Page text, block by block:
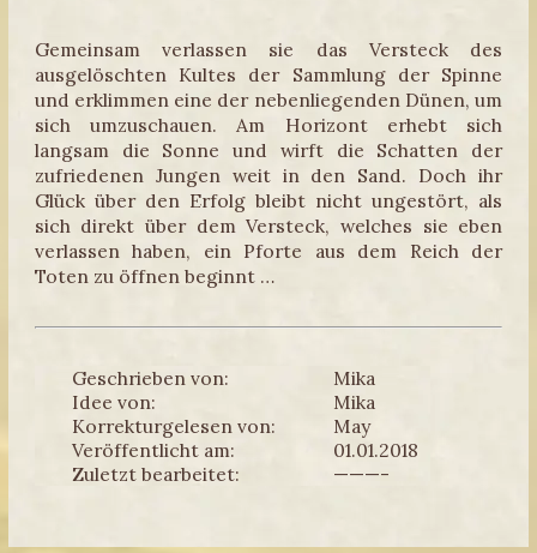
Gemeinsam verlassen sie das Versteck des
ausgelöschten Kultes der Sammlung der Spinne
und erklimmen eine der nebenliegenden Dünen, um
sich umzuschauen. Am Horizont erhebt sich
langsam die Sonne und wirft die Schatten der
zufriedenen Jungen weit in den Sand. Doch ihr
Glück über den Erfolg bleibt nicht ungestört, als
sich direkt über dem Versteck, welches sie eben
verlassen haben, ein Pforte aus dem Reich der
Toten zu öffnen beginnt …
Geschrieben von:
Mika
Idee von:
Mika
Korrekturgelesen von:
May
Veröffentlicht am:
01.01.2018
Zuletzt bearbeitet:
———-